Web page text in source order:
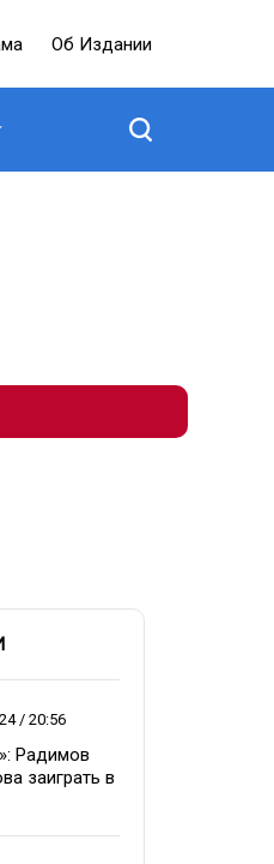
Об Издании
/ 20:56
Радимов
заиграть в